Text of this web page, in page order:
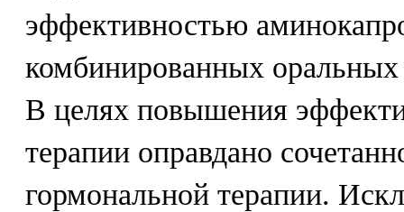
эффективностью
комбинированных
В целях повышения
терапии оправдано
гормональной терапии.